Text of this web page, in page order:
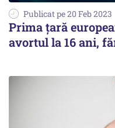
Publicat pe 20 Feb 2023
Prima țară
avortul la 16 ani,